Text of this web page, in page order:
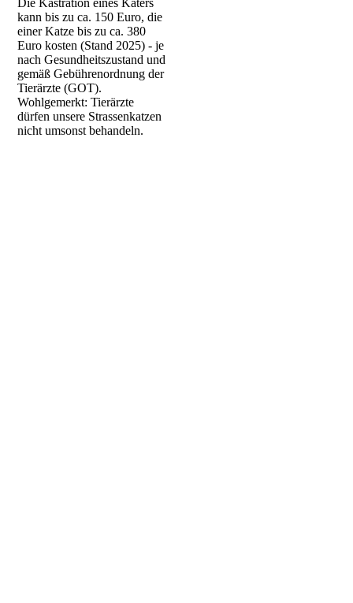
Die Kastration eines Katers
kann bis zu ca. 150 Euro, die
einer Katze bis zu ca. 380
Euro kosten (Stand 2025) - je
nach Gesundheitszustand und
gemäß Gebührenordnung der
Tierärzte (GOT).
Wohlgemerkt: Tierärzte
dürfen unsere Strassenkatzen
nicht umsonst behandeln.